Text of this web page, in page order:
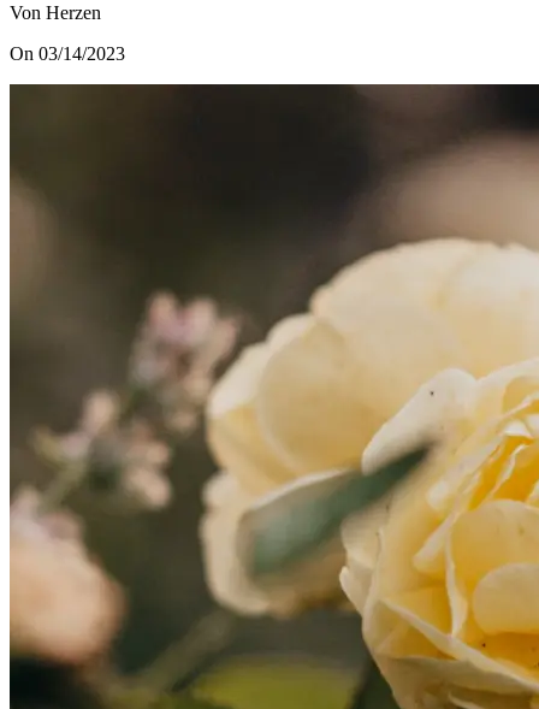
Von Herzen
On 03/14/2023